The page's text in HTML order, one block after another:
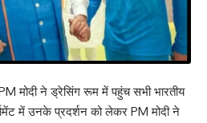
मोदी ने ड्रेसिंग रूम में पहुंच सभी भारतीय
में उनके प्रदर्शन को लेकर PM मोदी ने